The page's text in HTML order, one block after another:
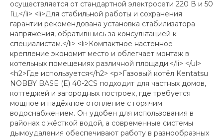
осуществляется от стандартной электросети 220 В и 50
Гц.</li> <li>Для стабильной работы и сохранения
гарантии рекомендована установка стабилизатора
напряжения, обратившись за консультацией к
специалистам.</li> <li>Компактное настенное
крепление экономит место и облегчает монтаж в
котельных помещениях различной площади.</li> </ul>
<h2>Где используется</h2> <p>Газовый котёл Kentatsu
NOBBY BASE (E) 40-2CS подходит для частных домов,
коттеджей и загородных построек, где требуется
мощное и надёжное отопление с горячим
водоснабжением. Он удобен для использования в
районах с жёсткой водой, а современные системы
дымоудаления обеспечивают работу в разнообразных